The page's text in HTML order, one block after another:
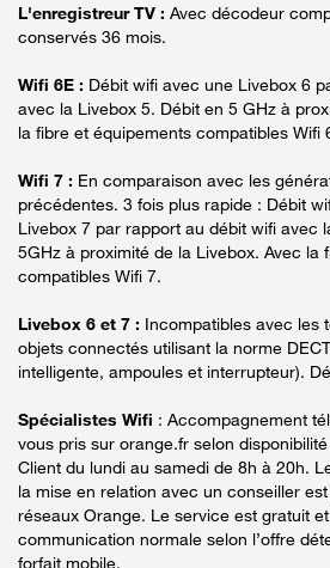
L'enregistreur TV : Avec décodeur
conservés 36 mois.
Wifi 6E : Débit wifi avec une Livebox 6
avec la Livebox 5. Débit en 5 GHz à
la fibre et équipements compatibles Wifi
Wifi 7 : En comparaison avec les
précédentes. 3 fois plus rapide : Débit
Livebox 7 par rapport au débit wifi avec
5GHz à proximité de la Livebox. Avec la
compatibles Wifi 7.
Livebox 6 et 7 : Incompatibles avec les
objets connectés utilisant la norme
intelligente, ampoules et interrupteur).
Spécialistes Wifi : Accompagnement
vous pris sur orange.fr selon
Client du lundi au samedi de 8h à 20h.
la mise en relation avec un conseiller
réseaux Orange. Le service est gratuit
communication normale selon l’offre
forfait mobile.